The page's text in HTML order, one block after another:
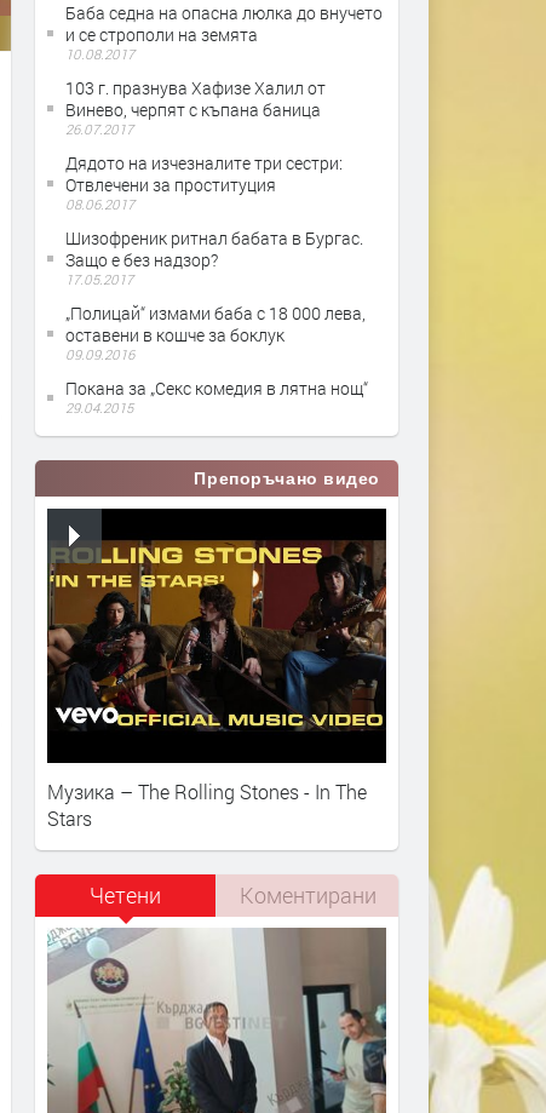
Баба седна на опасна люлка до внучето
и се строполи на земята
10.08.2017
103 г. празнува Хафизе Халил от
Винево, черпят с къпана баница
26.07.2017
Дядото на изчезналите три сестри:
Отвлечени за проституция
08.06.2017
Шизофреник ритнал бабата в Бургас.
Защо е без надзор?
17.05.2017
„Полицай“ измами баба с 18 000 лева,
оставени в кошче за боклук
09.09.2016
Покана за „Секс комедия в лятна нощ“
29.04.2015
Препоръчано видео
Музика – The Rolling Stones - In The
Stars
Четени Коментирани